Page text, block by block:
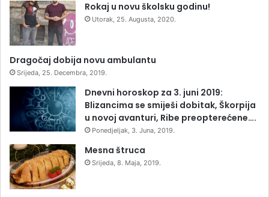
Rokaj u novu školsku godinu!
Utorak, 25. Augusta, 2020.
Dragočaj dobija novu ambulantu
Srijeda, 25. Decembra, 2019.
Dnevni horoskop za 3. juni 2019:
Blizancima se smiješi dobitak, Škorpija
u novoj avanturi, Ribe preopterećene….
Ponedjeljak, 3. Juna, 2019.
Mesna štruca
Srijeda, 8. Maja, 2019.